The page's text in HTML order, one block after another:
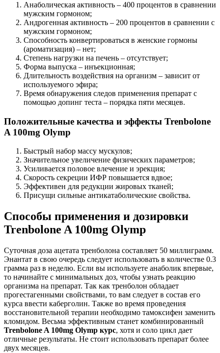
Анаболическая активность – 400 процентов в сравнении
мужским гормоном;
Андрогенная активность – 200 процентов в сравнении с
мужским гормоном;
Способность конвертироваться в женские гормоны
(ароматизация) – нет;
Степень нагрузки на печень – отсутствует;
Форма выпуска – инъекционная;
Длительность воздействия на организм – зависит от
используемого эфира;
Время обнаружения следов применения препарат с
помощью допинг теста – порядка пяти месяцев.
Положительные качества и эффекты Trenbolone
A 100mg Olymp
Быстрый набор массу мускулов;
Значительное увеличение физических параметров;
Усиливается половое влечение и эрекция;
Скорость секреции ИФР повышается вдвое;
Эффективен для редукции жировых тканей;
Присущи сильные антикатаболические свойства.
Способы применения и дозировки
Trenbolone A 100mg Olymp
Суточная доза ацетата тренболона составляет 50 миллиграмм.
Энантат в свою очередь следует использовать в количестве 0.3
грамма раз в неделю. Если вы используете анаболик впервые,
то начинайте с минимальных доз, чтобы узнать реакцию
организма на препарат. Так как тренболон обладает
прогестагенными свойствами, то вам следует в состав его
курса ввести каберголин. Также во время проведения
восстановительной терапии необходимо тамоксифен заменить
кломидом. Весьма эффективным станет комбинированный
Trenbolone A 100mg Olymp курс, хотя и соло цикл дает
отличные результаты. Не стоит использовать препарат более
двух месяцев.